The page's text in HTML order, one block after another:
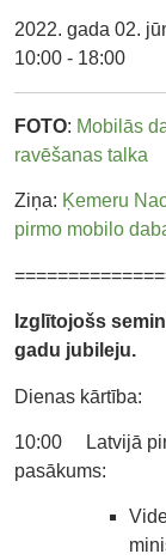
2022. gada 02.
10:00 - 18:00
FOTO: Mobilās
ravēšanas talka
Ziņa: Ķemeru
pirmo mobilo
Izglītojošs
gadu jubileju.
Dienas kārtība:
10:00 Latvijā
pasākums: